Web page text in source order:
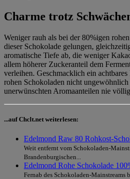
Charme trotz
Weniger rauh als bei der 80%igen rohen
dieser Schokolade gelungen,
aromatische Tiefe ab, die weniger
allem höherer Zuckeranteil dem
verleihen. Geschmacklich ein
rohen Schokoladen nicht
unerwünschten Aromaanteilen nie
...auf Chclt.net weiterlesen:
Edelmond Raw 80 Rohkost-
Weit entfernt vom Schokoladen-
Brandenburgischen...
Edelmond Rohe Schokolade
Fernab des Schokoladen-Mainstreams